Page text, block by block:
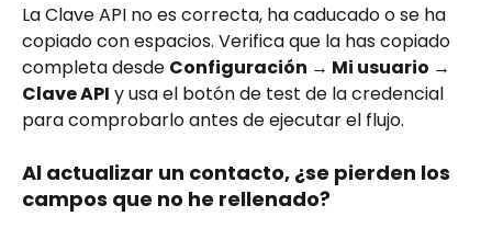
La Clave API no es correcta, ha caducado o se ha
copiado con espacios. Verifica que la has copiado
completa desde Configuración → Mi usuario →
Clave API y usa el botón de test de la credencial
para comprobarlo antes de ejecutar el flujo.
Al actualizar un contacto, ¿se pierden los
campos que no he rellenado?